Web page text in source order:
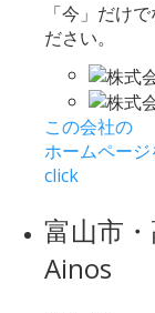
「今」だけ
ださい。
この会社の
ホームページ
click
富山市
Ainos